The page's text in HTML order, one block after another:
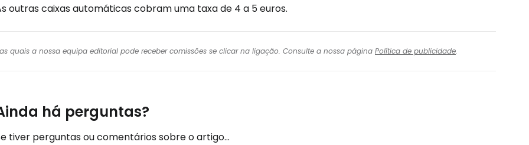
outras caixas automáticas cobram uma taxa de 4 a 5 euros.
quais a nossa equipa editorial pode receber comissões se clicar na ligação. Consulte a nossa página Política de publicidade.
há perguntas?
tiver perguntas ou comentários sobre o artigo...